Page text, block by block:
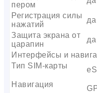
пером
Регистрация силы
нажатий
да
Защита экрана от
царапин
да
Интерфейсы и
Тип SIM-карты
Навигация